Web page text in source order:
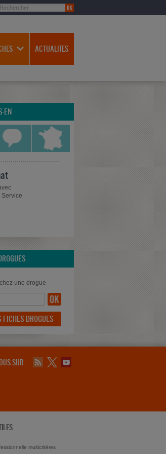
ACTUALITES
EN
Service
une drogue
FICHES DROGUES
SUR :
multicritères